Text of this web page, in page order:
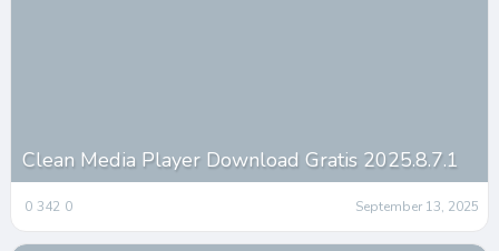
Clean Media Player Download Gratis 2025.8.7.1
0 342 0 September 13, 2025